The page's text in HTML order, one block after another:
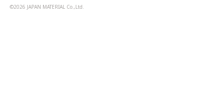
©2026 JAPAN MATERIAL Co.,Ltd.